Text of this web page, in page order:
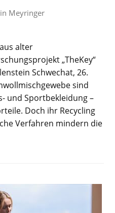
Meyringer
alter
„TheKey“
Schwechat, 26.
sind
und Sportbekleidung –
Doch ihr Recycling
Verfahren mindern die